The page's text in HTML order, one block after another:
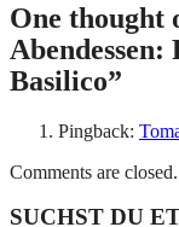
One thought
Basilico”
Pingback:
Comments are closed.
SUCHST DU